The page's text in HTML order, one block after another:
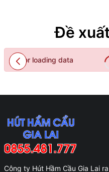
Đề
Error loading data
Công ty Hút Hầm Cầu Gia Lai